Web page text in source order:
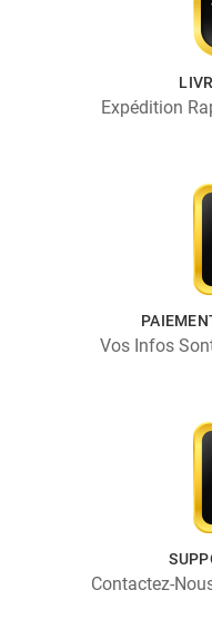
Expédition
Vos Infos
Contactez-